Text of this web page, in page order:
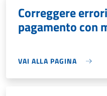
Correggere
pagamento con
VAI ALLA PAGINA